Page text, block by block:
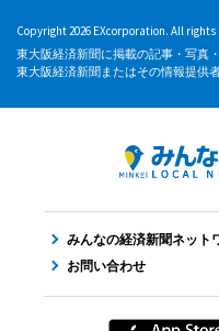
Copyright 2026 EXcorporation. All rights
東大阪経済新聞に掲載の記事・写真
東大阪経済新聞またはその情報提供
みんなの経済新聞ネット
お問い合わせ